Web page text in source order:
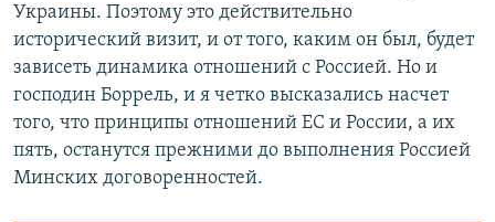
Украины. Поэтому это действительно
исторический визит, и от того, каким он был, будет
зависеть динамика отношений с Россией. Но и
господин Боррель, и я четко высказались насчет
того, что принципы отношений ЕС и России, а их
пять, останутся прежними до выполнения Россией
Минских договоренностей.